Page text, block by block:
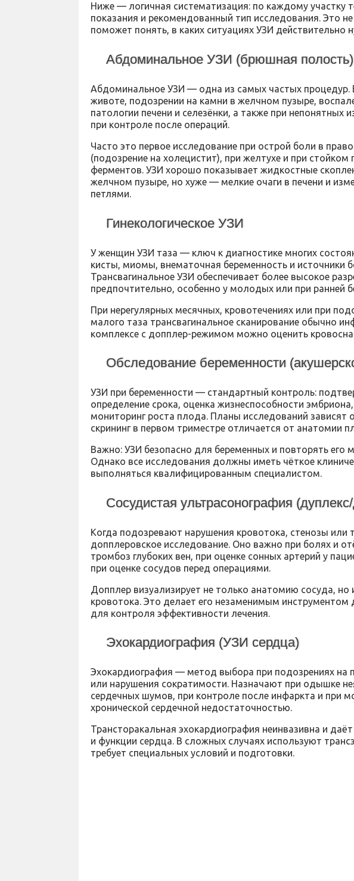
Ниже — логичная систематизация: по каждому участку
показания и рекомендованный тип исследования. Это
поможет понять, в каких ситуациях УЗИ действительно
Абдоминальное УЗИ (брюшная полость)
Абдоминальное УЗИ — одна из самых частых процедур.
животе, подозрении на камни в желчном пузыре,
патологии печени и селезёнки, а также при непонятных
при контроле после операций.
Часто это первое исследование при острой боли в
(подозрение на холецистит), при желтухе и при
ферментов. УЗИ хорошо показывает жидкостные
желчном пузыре, но хуже — мелкие очаги в печени и
петлями.
Гинекологическое УЗИ
У женщин УЗИ таза — ключ к диагностике многих
кисты, миомы, внематочная беременность и источники
Трансвагинальное УЗИ обеспечивает более высокое
предпочтительно, особенно у молодых или при ранней
При нерегулярных месячных, кровотечениях или при
малого таза трансвагинальное сканирование обычно
комплексе с допплер-режимом можно оценить
Обследование беременности
УЗИ при беременности — стандартный контроль:
определение срока, оценка жизнеспособности
мониторинг роста плода. Планы исследований зависят
скрининг в первом триместре отличается от анатомии
Важно: УЗИ безопасно для беременных и повторять его
Однако все исследования должны иметь чёткое
выполняться квалифицированным специалистом.
Сосудистая ультрасонография
Когда подозревают нарушения кровотока, стенозы или
допплеровское исследование. Оно важно при болях и
тромбоз глубоких вен, при оценке сонных артерий у
при оценке сосудов перед операциями.
Допплер визуализирует не только анатомию сосуда, но
кровотока. Это делает его незаменимым инструментом
для контроля эффективности лечения.
Эхокардиография (УЗИ сердца)
Эхокардиография — метод выбора при подозрениях на
или нарушения сократимости. Назначают при одышке
сердечных шумов, при контроле после инфаркта и при
хронической сердечной недостаточностью.
Трансторакальная эхокардиография неинвазивна и
и функции сердца. В сложных случаях используют
требует специальных условий и подготовки.